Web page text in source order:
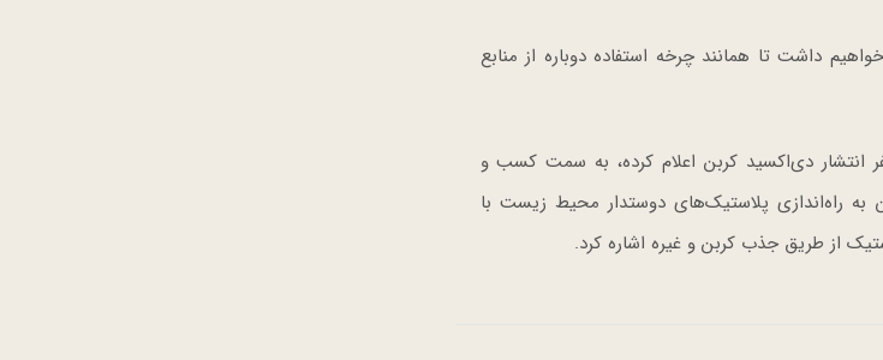
داشت تا همانند چرخه استفاده دوباره از منابع
سالی با برآیند صفر انتشار دی‌اکسید کربن اعلام کرده، به سمت کسب و
راه‌اندازی پلاستیک‌های دوستدار محیط زیست با
از طریق جذب کربن و غیره اشاره کرد.